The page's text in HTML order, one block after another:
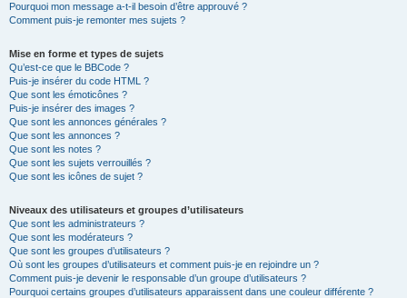
Pourquoi mon message a-t-il besoin d’être approuvé ?
Comment puis-je remonter mes sujets ?
Mise en forme et types de sujets
Qu’est-ce que le BBCode ?
Puis-je insérer du code HTML ?
Que sont les émoticônes ?
Puis-je insérer des images ?
Que sont les annonces générales ?
Que sont les annonces ?
Que sont les notes ?
Que sont les sujets verrouillés ?
Que sont les icônes de sujet ?
Niveaux des utilisateurs et groupes d’utilisateurs
Que sont les administrateurs ?
Que sont les modérateurs ?
Que sont les groupes d’utilisateurs ?
Où sont les groupes d’utilisateurs et comment puis-je en rejoindre un ?
Comment puis-je devenir le responsable d’un groupe d’utilisateurs ?
Pourquoi certains groupes d’utilisateurs apparaissent dans une couleur différente ?